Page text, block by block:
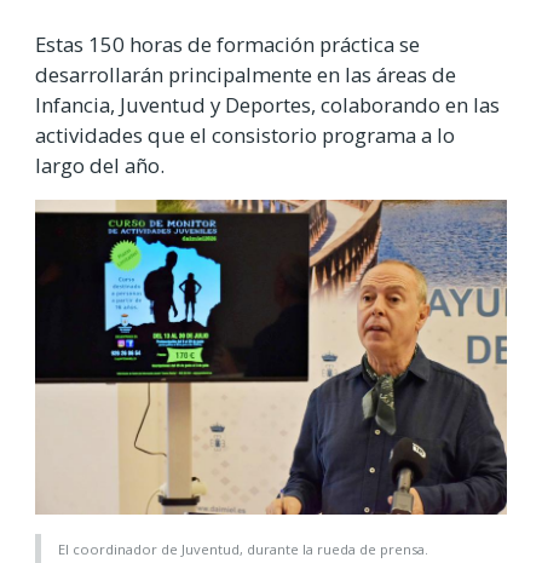
Estas 150 horas de formación práctica se
desarrollarán principalmente en las áreas de
Infancia, Juventud y Deportes, colaborando en las
actividades que el consistorio programa a lo
largo del año.
El coordinador de Juventud, durante la rueda de prensa.